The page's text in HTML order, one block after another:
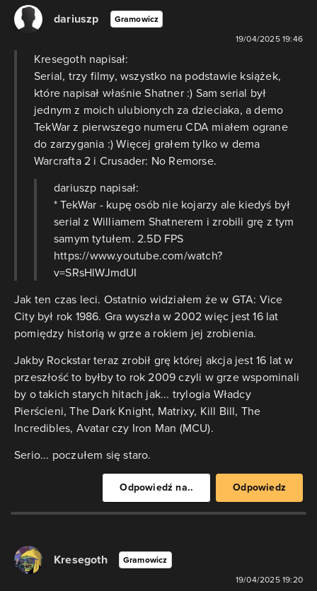
dariuszp Gramowicz
19/04/2025 19:46
Kresegoth napisał:
Serial, trzy filmy, wszystko na podstawie książek,
które napisał właśnie Shatner :) Sam serial był
jednym z moich ulubionych za dzieciaka, a demo
TekWar z pierwszego numeru CDA miałem ograne
do zarzygania :) Więcej grałem tylko w dema
Warcrafta 2 i Crusader: No Remorse.
dariuszp napisał:
* TekWar - kupę osób nie kojarzy ale kiedyś był
serial z Williamem Shatnerem i zrobili grę z tym
samym tytułem. 2.5D FPS
https://www.youtube.com/watch?
v=SRsHlWJmdUI
Jak ten czas leci. Ostatnio widziałem że w GTA: Vice
City był rok 1986. Gra wyszła w 2002 więc jest 16 lat
pomiędzy historią w grze a rokiem jej zrobienia.
Jakby Rockstar teraz zrobił grę której akcja jest 16 lat w
przeszłość to byłby to rok 2009 czyli w grze wspominali
by o takich starych hitach jak... trylogia Władcy
Pierścieni, The Dark Knight, Matrixy, Kill Bill, The
Incredibles, Avatar czy Iron Man (MCU).
Serio... poczułem się staro.
Odpowiedź na.. Odpowiedz
Kresegoth Gramowicz
19/04/2025 19:20